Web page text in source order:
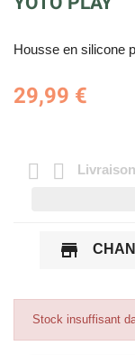
Housse en silicone
29,99 €
store
Stock insuffisant